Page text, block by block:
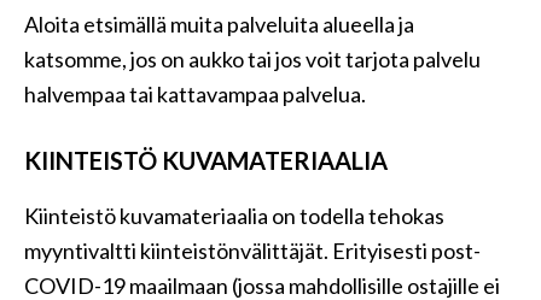
Aloita etsimällä muita palveluita alueella ja
katsomme, jos on aukko tai jos voit tarjota palvelu
halvempaa tai kattavampaa palvelua.
KIINTEISTÖ KUVAMATERIAALIA
Kiinteistö kuvamateriaalia on todella tehokas
myyntivaltti kiinteistönvälittäjät. Erityisesti post-
COVID-19 maailmaan (jossa mahdollisille ostajille ei